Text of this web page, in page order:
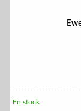
En stock